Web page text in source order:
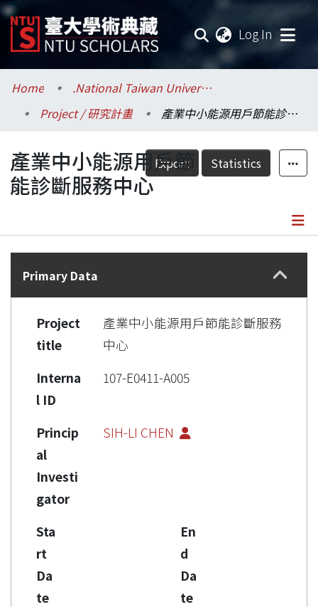
Log In
Communities & Collections
Research Outputs
Fundings & Projects
Researchers
Statistics
Home
.National Taiwan University / 國立臺灣大學
Project / 研究計畫
產業中小能源用戶節能診斷服務中心
Export Statistics
產業中小能源用戶節
能診斷服務中心
Details
Primary Data
Project
title
產業中小能源用戶節能診斷服務
中心
Interna
l ID
107-E0411-A005
Princip
al
Investi
gator
SIH-LI CHEN
Sta
rt
Da
te
En
d
Da
te